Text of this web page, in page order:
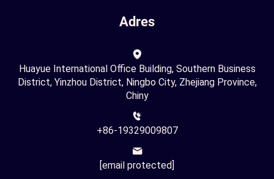
Adres
Huayue International Office Building, Southern Business
District, Yinzhou District, Ningbo City, Zhejiang Province,
Chiny
+86-19329009807
[email protected]